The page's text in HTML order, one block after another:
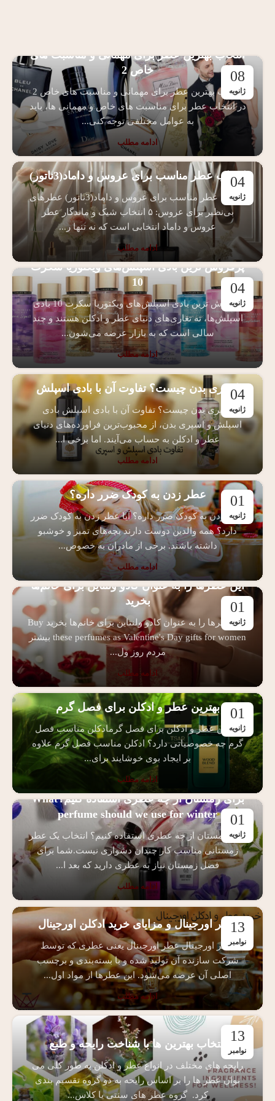
08
ژانویه
انتخاب بهترین عطر برای مهمانی و مناسبت‌ های
خاص 2
انتخاب بهترین عطر برای مهمانی و مناسبت‌ های خاص 2
در انتخاب عطر برای مناسبت‌ های خاص و مهمانی‌ ها، باید
به عوامل مختلفی توجه کنی...
ادامه مطلب
04
ژانویه
انتخاب عطر مناسب برای عروس و داماد(3ناتور)
انتخاب عطر مناسب برای عروس و داماد(3ناتور) عطرهای
بی‌نظیر برای عروس: ۵ انتخاب شیک و ماندگار عطر
عروس و داماد انتخابی است که نه تنها ر...
ادامه مطلب
04
ژانویه
پرفروش ترین بادی اسپلش‌های ویکتوریا سکرت
10
پرفروش ترین بادی اسپلش‌های ویکتوریا سکرت 10 بادی
اسپلش‌ها، ته تغاری‌های دنیای عطر و ادکلن هستند و چند
سالی است که به بازار عرضه می‌شون...
ادامه مطلب
04
ژانویه
اسپری بدن چیست؟ تفاوت آن با بادی اسپلش
اسپری بدن چیست؟ تفاوت آن با بادی اسپلش بادی
اسپلش و اسپری بدن، از محبوب‌ترین فراورده‌های دنیای
عطر و ادکلن به حساب می‌آیند. اما برخی ا...
ادامه مطلب
01
ژانویه
عطر زدن به کودک ضرر داره؟
عطر زدن به کودک ضرر داره؟ آیا عطر زدن به کودک ضرر
دارد؟ همه والدین دوست دارند بچه‌های تمیز و خوشبو
داشته باشند. برخی از مادران به خصوص...
ادامه مطلب
01
ژانویه
این عطرها را به عنوان کادو ولنتاین برای خانم‌ها
بخرید
این عطرها را به عنوان کادو ولنتاین برای خانم‌ها بخرید Buy
these perfumes as Valentine's Day gifts for women بیشتر
مردم روز ول...
ادامه مطلب
01
ژانویه
بهترین عطر و ادکلن برای فصل گرم
بهترین عطر و ادکلن برای فصل گرمادکلن مناسب فصل
گرم چه خصوصیاتی دارد؟ ادکلن مناسب فصل گرم علاوه
بر ایجاد بوی خوشایند برای...
ادامه مطلب
01
ژانویه
برای زمستان از چه عطری استفاده کنیم؟What
perfume should we use for winter
برای زمستان از چه عطری استفاده کنیم؟ انتخاب یک عطر
زمستانی مناسب کار چندان دشواری نیست.شما برای
فصل زمستان نیاز به عطری دارید که بعد ا...
ادامه مطلب
13
نوامبر
عطر اورجینال و مزایای خرید ادکلن اورجینال
عطر اورجینال عطر اورجینال یعنی عطری که توسط
شرکت سازنده آن تولید شده و با بسته‌بندی و برچسب
اصلی آن عرضه می‌شود. این عطرها از مواد اول...
ادامه مطلب
13
نوامبر
انتخاب بهترین ها با شناخت رایحه و طبع
رایحه های مختلف در انواع عطر و ادکلن به طور کلی می
توان عطر ها را بر اساس رایحه به دو گروه تقسیم بندی
کرد. گروه عطر های سنتی یا کلاس...